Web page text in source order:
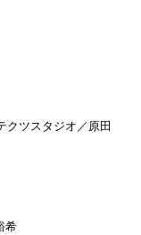
クツスタジオ／原田
希